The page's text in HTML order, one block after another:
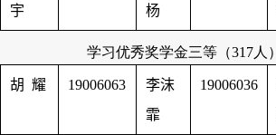
宇
杨
学习优秀奖学金三等（317人）
胡 耀 19006063
李沫
霏
19006036